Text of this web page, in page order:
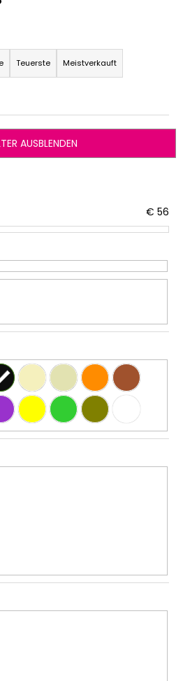
Teuerste Meistverkauft
AUSBLENDEN
€ 56